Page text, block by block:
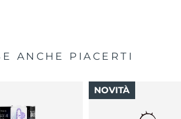
ANCHE PIACERTI
NOVITÀ